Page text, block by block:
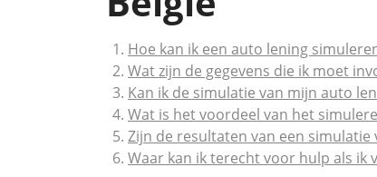
Hoe kan ik een auto lening
Wat zijn de gegevens die ik moet
Kan ik de simulatie van mijn auto
Wat is het voordeel van het
Zijn de resultaten van een
Waar kan ik terecht voor hulp als ik